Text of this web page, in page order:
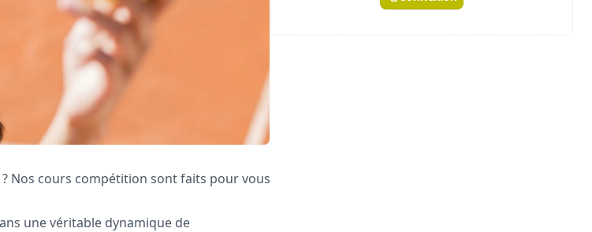
Nos cours compétition sont faits pour vous
une véritable dynamique de